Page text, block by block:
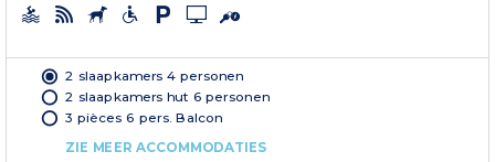
2 slaapkamers 4 personen
2 slaapkamers hut 6 personen
3 pièces 6 pers. Balcon
ZIE MEER ACCOMMODATIES